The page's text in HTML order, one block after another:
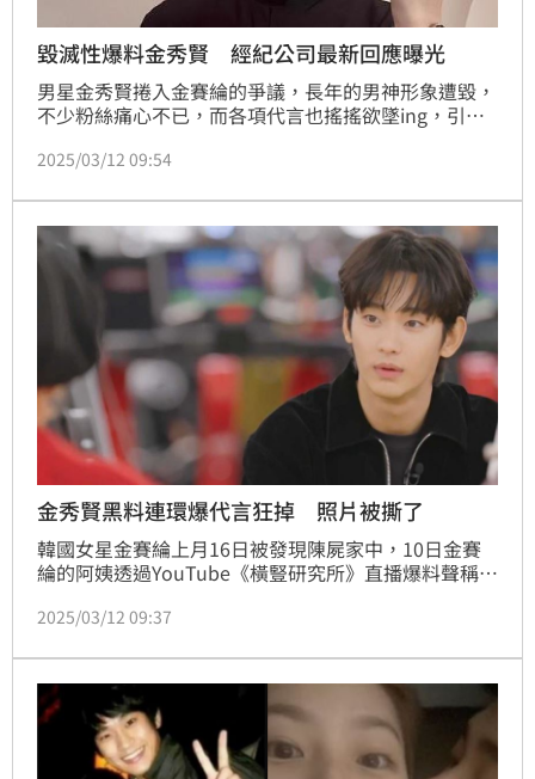
毀滅性爆料金秀賢 經紀公司最新回應曝光
男星金秀賢捲入金賽綸的爭議，長年的男神形象遭毀，
不少粉絲痛心不已，而各項代言也搖搖欲墜ing，引發
「整理好新的立場之後會再發表聲明」，如今最新的立
2025/03/12 09:54
金秀賢黑料連環爆代言狂掉 照片被撕了
韓國女星金賽綸上月16日被發現陳屍家中，10日金賽
綸的阿姨透過YouTube《橫豎研究所》直播爆料聲稱金
賽綸的激吻照及金賽綸求救短信後，風波持續延燒。而
出事，甚至傳出金秀賢代言狂掉，代言海報還遭撕下。
蔡維歆
2025/03/12 09:37